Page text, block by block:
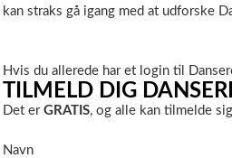
kan straks gå igang med at udforske
Hvis du allerede har et login til
TILMELD DIG
Det er GRATIS, og alle kan tilmelde
Navn